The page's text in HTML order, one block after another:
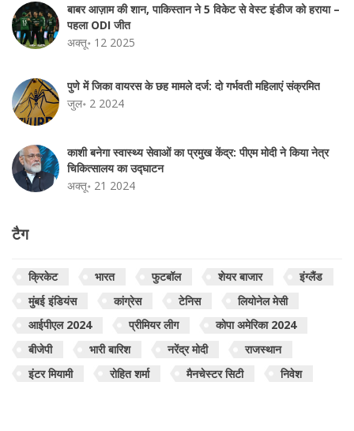
बाबर आज़ाम की शान, पाकिस्तान ने 5 विकेट से वेस्ट इंडीज को हराया –
पहला ODI जीत
अक्तू॰ 12 2025
पुणे में जिका वायरस के छह मामले दर्ज: दो गर्भवती महिलाएं संक्रमित
जुल॰ 2 2024
काशी बनेगा स्वास्थ्य सेवाओं का प्रमुख केंद्र: पीएम मोदी ने किया नेत्र
चिकित्सालय का उद्घाटन
अक्तू॰ 21 2024
टैग
क्रिकेट भारत फुटबॉल शेयर बाजार
इंग्लैंड
मुंबई इंडियंस
कांग्रेस टेनिस
लियोनेल मेसी
आईपीएल 2024
प्रीमियर लीग
कोपा अमेरिका 2024
बीजेपी
भारी बारिश नरेंद्र मोदी
राजस्थान
इंटर मियामी
रोहित शर्मा मैनचेस्टर सिटी निवेश